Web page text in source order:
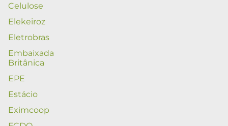
Celulose
Elekeiroz
Eletrobras
Embaixada
Britânica
EPE
Estácio
Eximcoop